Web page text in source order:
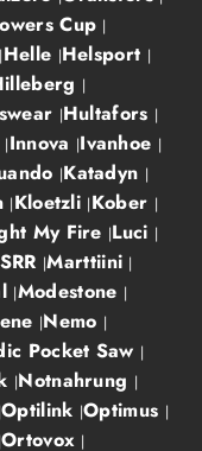
Cup
Helle Helsport
Hultafors
Innova Ivanhoe
Katadyn
Kloetzli Kober
My Fire Luci
Marttiini
Modestone
Nemo
Pocket Saw
Notnahrung
Optilink Optimus
Ortovox